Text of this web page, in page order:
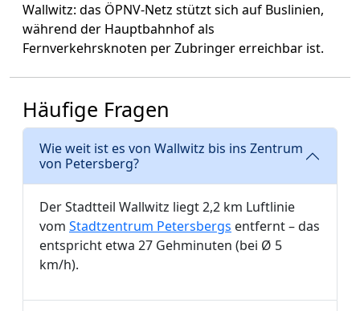
Wallwitz: das ÖPNV-Netz stützt sich auf Buslinien,
während der Hauptbahnhof als
Fernverkehrsknoten per Zubringer erreichbar ist.
Häufige Fragen
Wie weit ist es von Wallwitz bis ins Zentrum
von Petersberg?
Der Stadtteil Wallwitz liegt 2,2 km Luftlinie
vom Stadtzentrum Petersbergs entfernt – das
entspricht etwa 27 Gehminuten (bei Ø 5
km/h).